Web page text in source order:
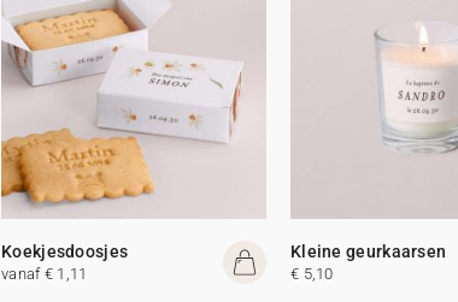
Koekjesdoosjes
vanaf € 1,11
Kleine geurkaarsen
€ 5,10